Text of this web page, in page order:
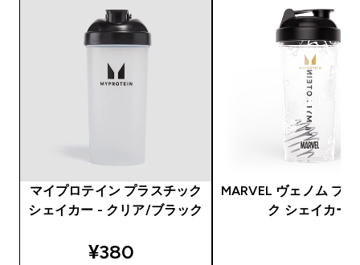
マイプロテイン プラスチック
シェイカー - クリア/ブラック
discounted price
¥380‎
MARVEL ヴェノム プ
ク シェイカー